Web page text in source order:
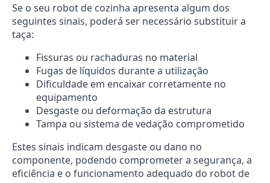
Se o seu robot de cozinha apresenta algum dos
seguintes sinais, poderá ser necessário substituir a
taça:
Fissuras ou rachaduras no material
Fugas de líquidos durante a utilização
Dificuldade em encaixar corretamente no
equipamento
Desgaste ou deformação da estrutura
Tampa ou sistema de vedação comprometido
Estes sinais indicam desgaste ou dano no
componente, podendo comprometer a segurança, a
eficiência e o funcionamento adequado do robot de